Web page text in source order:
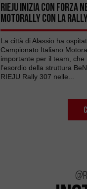
RIEJU INIZIA CON FORZA
MOTORALLY CON LA
La città di Alassio ha
Campionato Italiano
importante per il team,
l’esordio della struttura
RIEJU Rally 307 nelle...